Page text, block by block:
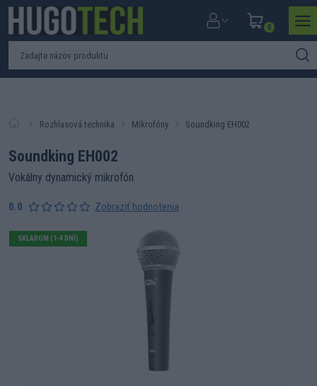
0
Rozhlasová technika Mikrofóny Soundking EH002
Soundking EH002
Vokálny dynamický mikrofón
0.0 Zobraziť hodnotenia
SKLADOM (1-4 DNÍ)